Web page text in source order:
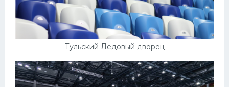
Тульский Ледовый дворец